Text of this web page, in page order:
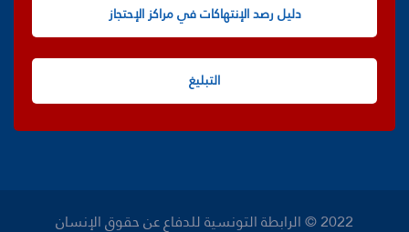
دليل رصد الإنتهاكات في مراكز الإحتجاز
التبليغ
2022 © الرابطة التونسية للدفاع عن حقوق الإنسان